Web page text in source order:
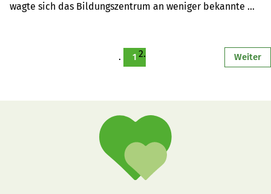
wagte sich das Bildungszentrum an weniger bekannte
1 Weiter